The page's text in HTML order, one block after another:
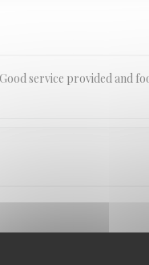
service provided and